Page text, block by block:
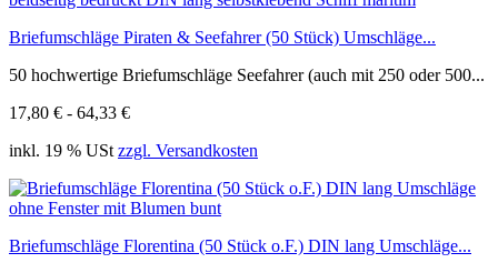
Briefumschläge Piraten & Seefahrer (50 Stück) Umschläge...
50 hochwertige Briefumschläge Seefahrer (auch mit 250 oder 500...
17,80 € - 64,33 €
inkl. 19 % USt zzgl. Versandkosten
Briefumschläge Florentina (50 Stück o.F.) DIN lang Umschläge...